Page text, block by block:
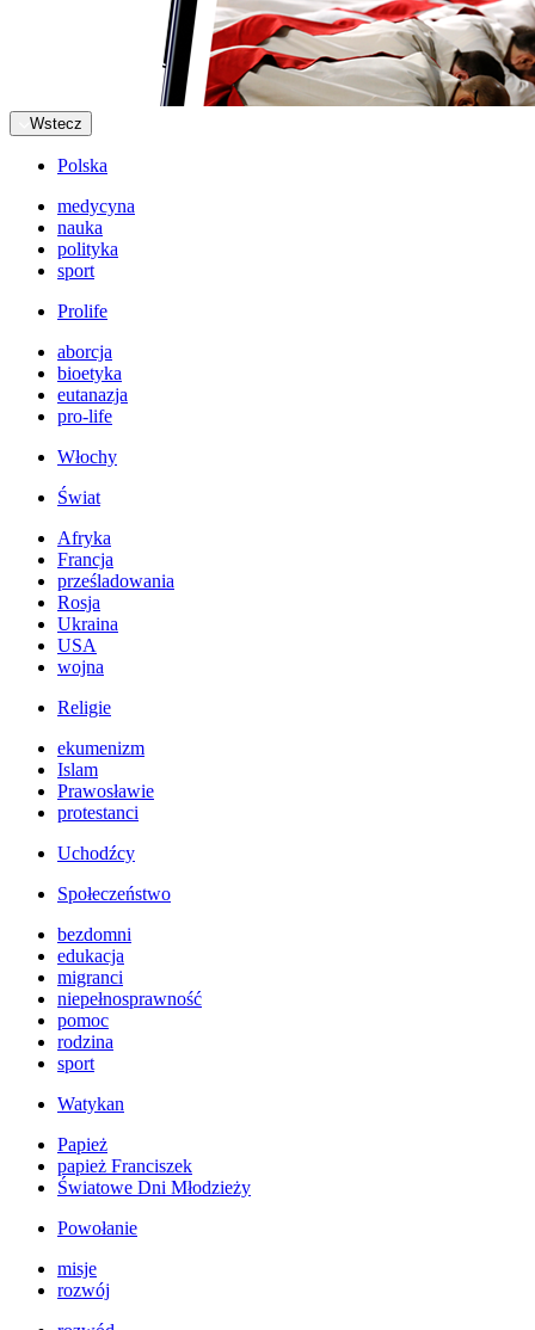
Wstecz
Polska
medycyna
nauka
polityka
sport
Prolife
aborcja
bioetyka
eutanazja
pro-life
Włochy
Świat
Afryka
Francja
prześladowania
Rosja
Ukraina
USA
wojna
Religie
ekumenizm
Islam
Prawosławie
protestanci
Uchodźcy
Społeczeństwo
bezdomni
edukacja
migranci
niepełnosprawność
pomoc
rodzina
sport
Watykan
Papież
papież Franciszek
Światowe Dni Młodzieży
Powołanie
misje
rozwój